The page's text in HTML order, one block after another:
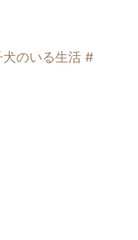
のいる生活 #